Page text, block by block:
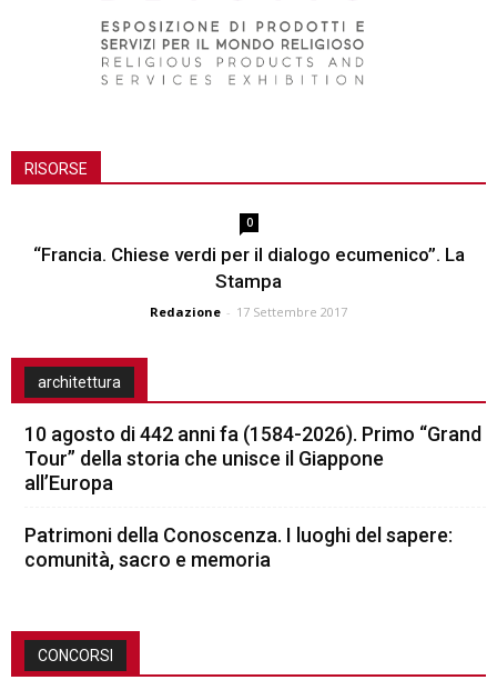
RISORSE
0
“Francia. Chiese verdi per il dialogo ecumenico”. La
Stampa
Redazione - 17 Settembre 2017
architettura
10 agosto di 442 anni fa (1584-2026). Primo “Grand
Tour” della storia che unisce il Giappone
all’Europa
Patrimoni della Conoscenza. I luoghi del sapere:
comunità, sacro e memoria
CONCORSI